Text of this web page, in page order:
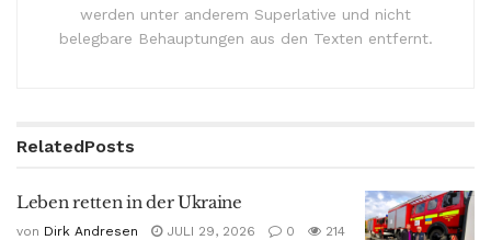
werden unter anderem Superlative und nicht
belegbare Behauptungen aus den Texten entfernt.
RelatedPosts
Leben retten in der Ukraine
von Dirk Andresen JULI 29, 2026 0 214